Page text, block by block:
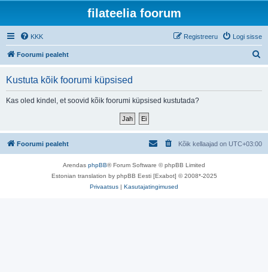
filateelia foorum
KKK Logi sisse
Registreeru
Foorumi pealeht
Kustuta kõik foorumi küpsised
Kas oled kindel, et soovid kõik foorumi küpsised kustutada?
Foorumi pealeht Kõik kellaajad on UTC+03:00
Arendas phpBB® Forum Software © phpBB Limited
Estonian translation by phpBB Eesti [Exabot] © 2008*-2025
Privaatsus | Kasutajatingimused